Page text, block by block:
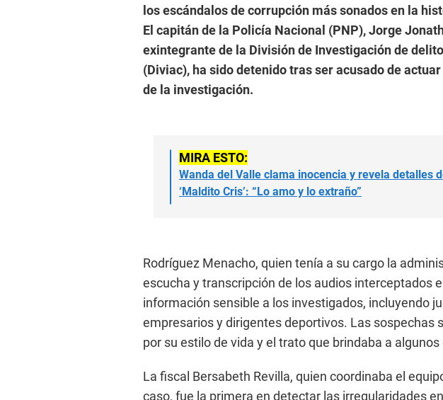
los escándalos de corrupción más sonados en la
El capitán de la Policía Nacional (PNP), Jorge
exintegrante de la División de Investigación de
(Diviac), ha sido detenido tras ser acusado de
de la investigación.
MIRA ESTO:
Wanda del Valle clama inocencia y revela detalles
‘Maldito Cris’: “Lo amo y lo extraño”
Rodríguez Menacho, quien tenía a su cargo la
escucha y transcripción de los audios interceptados
información sensible a los investigados, incluyendo
empresarios y dirigentes deportivos. Las sospechas
por su estilo de vida y el trato que brindaba a
La fiscal Bersabeth Revilla, quien coordinaba el
caso, fue la primera en detectar las irregularidades